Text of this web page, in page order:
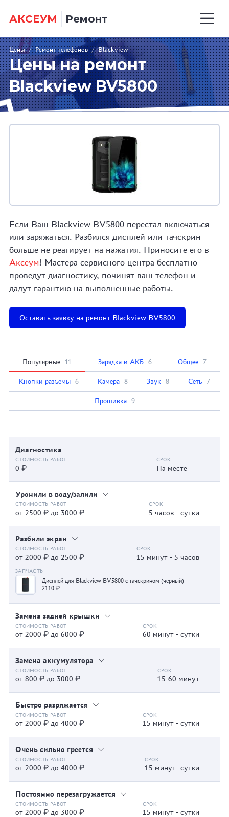
АКСЕУМ Ремонт
Цены / Ремонт телефонов / Blackview
Цены на ремонт
Blackview BV5800
Если Ваш Blackview BV5800 перестал включаться
или заряжаться. Разбился дисплей или тачскрин
больше не реагирует на нажатия. Приносите его в
Аксеум! Мастера сервисного центра бесплатно
проведут диагностику, починят ваш телефон и
дадут гарантию на выполненные работы.
Оставить заявку на ремонт Blackview BV5800
Популярные 11 Зарядка и АКБ 6 Общее 7
Кнопки разъемы 6 Камера 8 Звук 8 Сеть 7
Прошивка 9
Диагностика
0 ₽ На месте
Уронили в воду/залили
от 2500 ₽ до 3000 ₽ 5 часов - сутки
Разбили экран
от 2000 ₽ до 2500 ₽ 15 минут - 5 часов
Дисплей для Blackview BV5800 с тачскрином (черный)
2110 ₽
Замена задней крышки
от 2000 ₽ до 6000 ₽ 60 минут - сутки
Замена аккумулятора
от 800 ₽ до 3000 ₽ 15-60 минут
Быстро разряжается
от 2000 ₽ до 4000 ₽ 15 минут - сутки
Очень сильно греется
от 2000 ₽ до 4000 ₽ 15 минут- сутки
Постоянно перезагружается
от 2000 ₽ до 3000 ₽ 15 минут - сутки